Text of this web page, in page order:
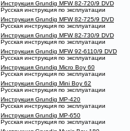
Инструкция Grundig MFW 82-720/9 DVD
Русская инструкция по эксплуатации
Инструкция Grundig MFW 82-725/9 DVD
Русская инструкция по эксплуатации
Инструкция Grundig MFW 82-730/9 DVD
Русская инструкция по эксплуатации
Инструкция Grundig MFW 92-6110/9 DVD
Русская инструкция по эксплуатации
Инструкция Grundig Micro Boy 60
Русская инструкция по эксплуатации
Инструкция Grundig Mini Boy 62
Русская инструкция по эксплуатации
Инструкция Grundig MP-420
Русская инструкция по эксплуатации
Инструкция Grundig MP-650
Русская инструкция по эксплуатации